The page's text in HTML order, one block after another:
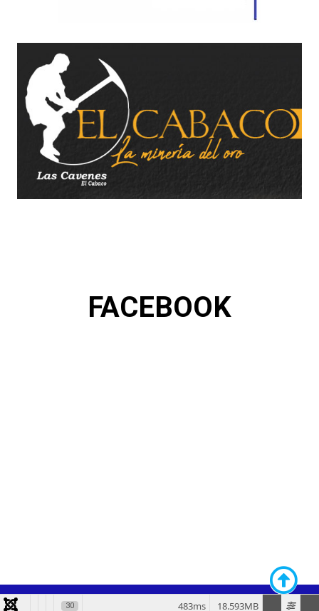
FACEBOOK
30 18.593MB
483ms